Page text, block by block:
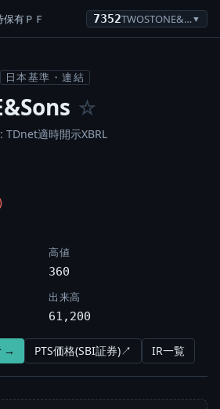
保有ＰＦ 7352 TWOSTONE&Sons▼
日本基準・連結
☆
TDnet適時開示XBRL
高値
360
出来高
61,200
→ PTS価格(SBI証券)↗ IR一覧